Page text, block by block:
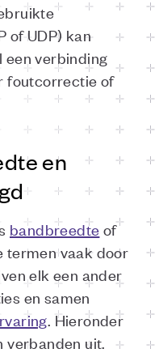
of UDP) kan
een verbinding
foutcorrectie of
en
bandbreedte of
termen vaak door
elk een ander
en samen
. Hieronder
verbanden uit.